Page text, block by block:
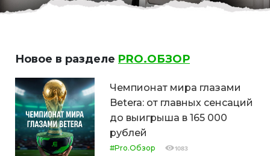
Новое в разделе PRO.ОБЗОР
Чемпионат мира глазами
Betera: от главных сенсаций
до выигрыша в 165 000
рублей
#Pro.Обзор 1083